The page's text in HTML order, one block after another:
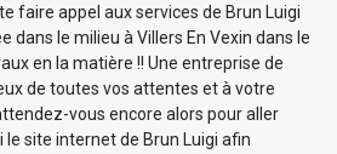
faire appel aux services de Brun Luigi
dans le milieu à Villers En Vexin dans le
en la matière !! Une entreprise de
de toutes vos attentes et à votre
vous encore alors pour aller
le site internet de Brun Luigi afin